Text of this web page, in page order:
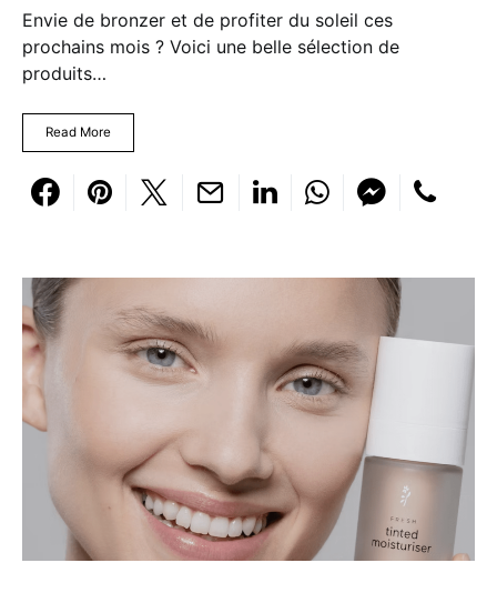
Envie de bronzer et de profiter du soleil ces
prochains mois ? Voici une belle sélection de
produits…
Read More